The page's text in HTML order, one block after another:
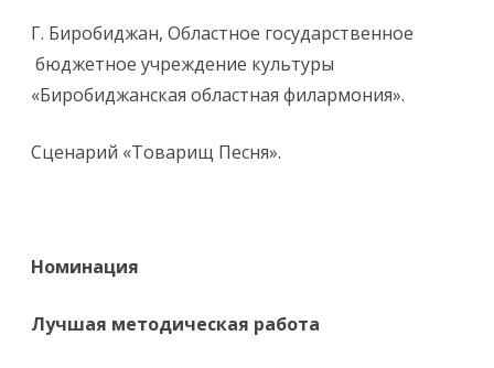
Г. Биробиджан, Областное государственное
бюджетное учреждение культуры
«Биробиджанская областная филармония».
Сценарий «Товарищ Песня».
Номинация
Лучшая методическая работа